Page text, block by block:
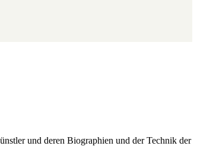
und deren Biographien und der Technik der